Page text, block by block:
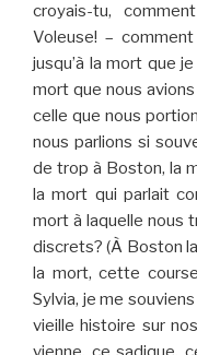
croyais-tu,
Voleuse! –
jusqu’à la mort que
mort que nous
celle que nous
nous parlions si
de trop à Boston, la
la mort qui parlait
mort à laquelle nous
discrets? (À Boston
la mort, cette
Sylvia, je me
vieille histoire sur